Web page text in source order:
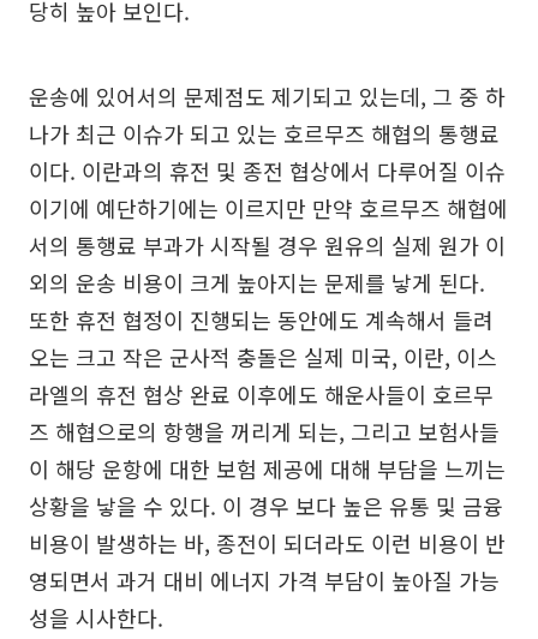
당히 높아 보인다.
운송에 있어서의 문제점도 제기되고 있는데, 그 중 하
나가 최근 이슈가 되고 있는 호르무즈 해협의 통행료
이다. 이란과의 휴전 및 종전 협상에서 다루어질 이슈
이기에 예단하기에는 이르지만 만약 호르무즈 해협에
서의 통행료 부과가 시작될 경우 원유의 실제 원가 이
외의 운송 비용이 크게 높아지는 문제를 낳게 된다.
또한 휴전 협정이 진행되는 동안에도 계속해서 들려
오는 크고 작은 군사적 충돌은 실제 미국, 이란, 이스
라엘의 휴전 협상 완료 이후에도 해운사들이 호르무
즈 해협으로의 항행을 꺼리게 되는, 그리고 보험사들
이 해당 운항에 대한 보험 제공에 대해 부담을 느끼는
상황을 낳을 수 있다. 이 경우 보다 높은 유통 및 금융
비용이 발생하는 바, 종전이 되더라도 이런 비용이 반
영되면서 과거 대비 에너지 가격 부담이 높아질 가능
성을 시사한다.